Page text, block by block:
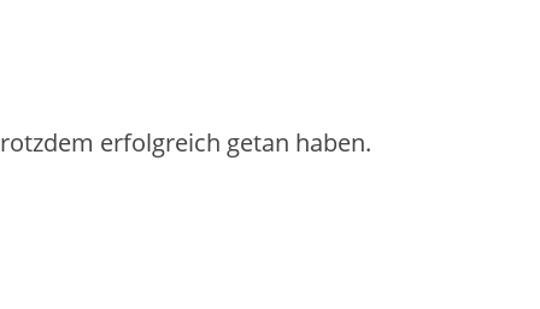
erfolgreich getan haben.